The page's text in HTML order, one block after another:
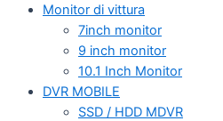
Monitor di vittura
7inch monitor
9 inch monitor
10.1 Inch Monitor
DVR MOBILE
SSD / HDD MDVR